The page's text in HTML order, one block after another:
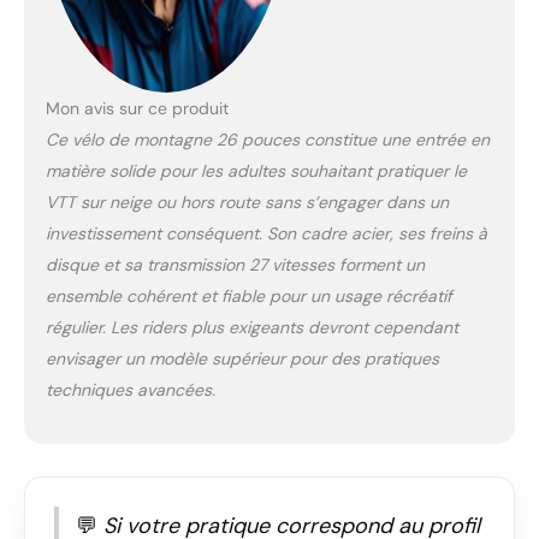
disque.L'avant et
sécurité de
conduite.Hauteur
applicable : 26
pouces, hauteur
appropriée : 5,7 pieds
-6,4 pieds (175-195
cm) CONCEPTION DE
PNEU ÉLARGIE:
bande de roulement à
adhérence,
Mon avis sur ce produit
Ce vélo de montagne 26 pouces constitue une entrée en
matière solide pour les adultes souhaitant pratiquer le
VTT sur neige ou hors route sans s’engager dans un
investissement conséquent. Son cadre acier, ses freins à
disque et sa transmission 27 vitesses forment un
ensemble cohérent et fiable pour un usage récréatif
régulier. Les riders plus exigeants devront cependant
envisager un modèle supérieur pour des pratiques
techniques avancées.
💬 Si votre pratique correspond au profil